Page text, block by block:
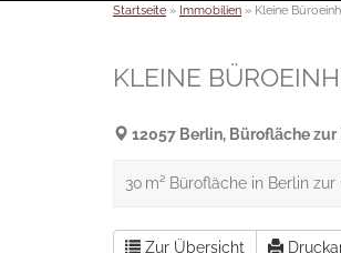
Startseite » Immobilien » Kleine
KLEINE
12057 Berlin, Bürofläche zur
30 m² Bürofläche in Berlin
Zur Übersicht